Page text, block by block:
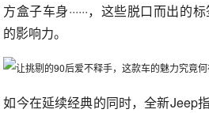
方盒子车身······，这些脱口而出
的影响力。
如今在延续经典的同时，全新Jeep